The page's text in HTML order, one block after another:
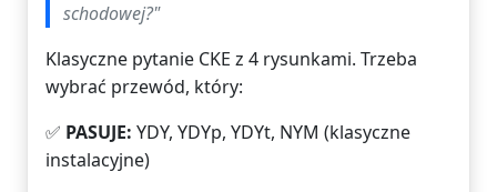
schodowej?"
Klasyczne pytanie CKE z 4 rysunkami. Trzeba
wybrać przewód, który:
✅ PASUJE: YDY, YDYp, YDYt, NYM (klasyczne
instalacyjne)